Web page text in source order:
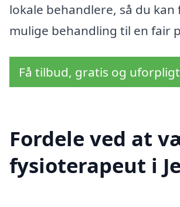
lokale behandlere, så du kan
mulige behandling til en fair
Få tilbud, gratis og
Fordele ved at
fysioterapeut i